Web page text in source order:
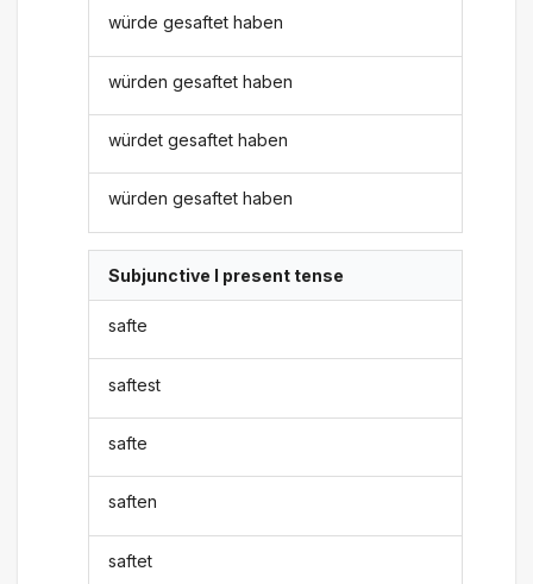
würde gesaftet haben
würden gesaftet haben
würdet gesaftet haben
würden gesaftet haben
Subjunctive I present tense
safte
saftest
safte
saften
saftet